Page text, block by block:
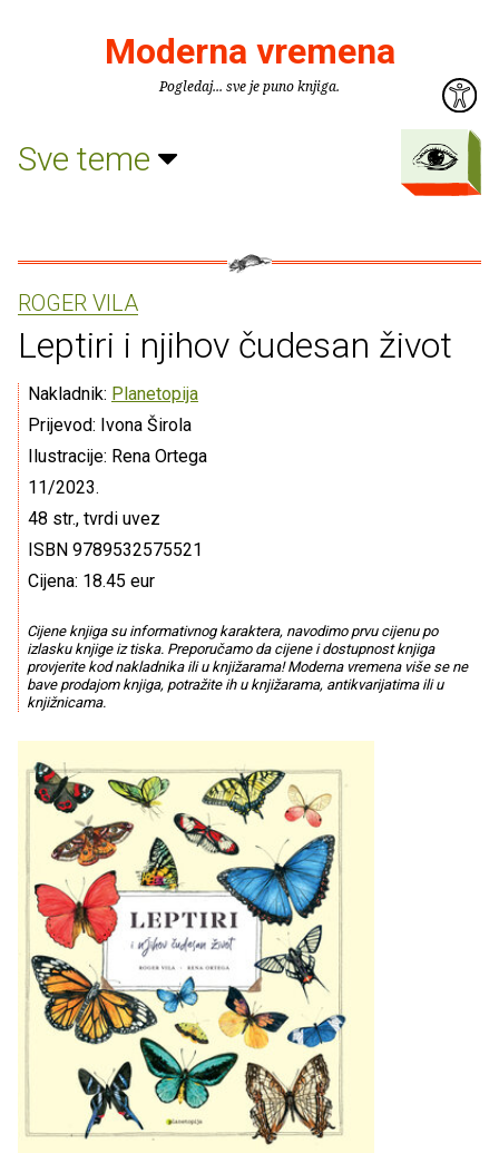
Moderna vremena
Pogledaj... sve je puno knjiga.
Sve teme
ROGER VILA
Leptiri i njihov čudesan život
Nakladnik: Planetopija
Prijevod: Ivona Širola
Ilustracije: Rena Ortega
11/2023.
48 str., tvrdi uvez
ISBN 9789532575521
Cijena: 18.45 eur
Cijene knjiga su informativnog karaktera, navodimo prvu cijenu po
izlasku knjige iz tiska. Preporučamo da cijene i dostupnost knjiga
provjerite kod nakladnika ili u knjižarama! Moderna vremena više se ne
bave prodajom knjiga, potražite ih u knjižarama, antikvarijatima ili u
knjižnicama.